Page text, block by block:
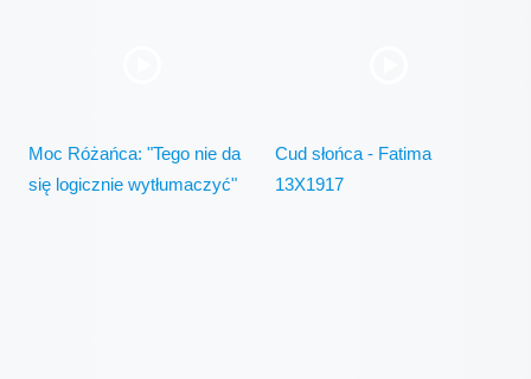
Moc Różańca: "Tego nie da
się logicznie wytłumaczyć"
Cud słońca - Fatima
13X1917